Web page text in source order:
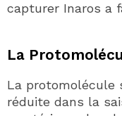
capturer Inaros a
La
La protomolécule
réduite dans la